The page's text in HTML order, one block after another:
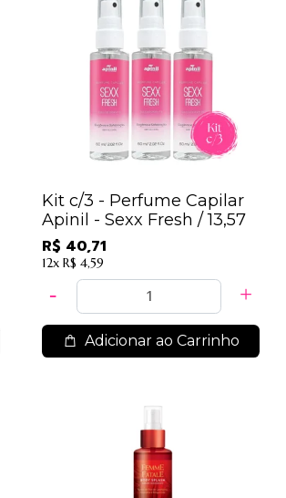
Kit c/3 - Perfume Capilar
Apinil - Sexx Fresh / 13,57
R$ 40,71
12x R$ 4,59
Adicionar ao Carrinho